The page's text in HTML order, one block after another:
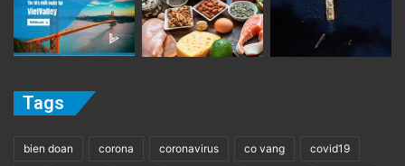
Tags
bien doan corona coronavirus co vang covid19